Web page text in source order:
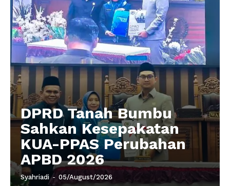
DPRD Tanah Bumbu
Sahkan Kesepakatan
KUA-PPAS Perubahan
APBD 2026
Syahriadi - 05/August/2026